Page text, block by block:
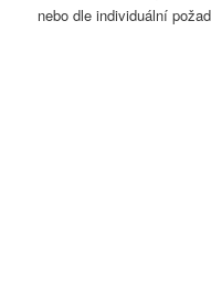
nebo dle individuální